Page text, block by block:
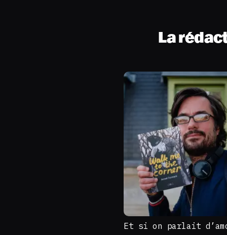
La
Et si on parlait